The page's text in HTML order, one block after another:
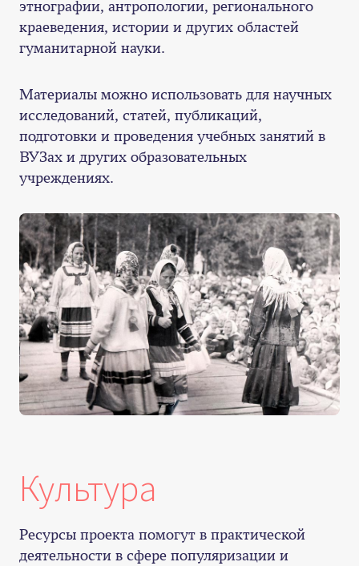
этнографии, антропологии, регионального
краеведения, истории и других областей
гуманитарной науки.
Материалы можно использовать для научных
исследований, статей, публикаций,
подготовки и проведения учебных занятий в
ВУЗах и других образовательных
учреждениях.
Культура
Ресурсы проекта помогут в практической
деятельности в сфере популяризации и